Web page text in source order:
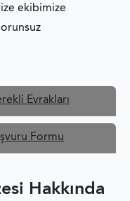
ekibimize
Evrakları
Formu
Hakkında